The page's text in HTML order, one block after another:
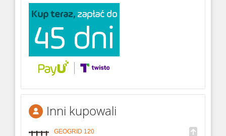
Inni kupowali
GEOGRID 120